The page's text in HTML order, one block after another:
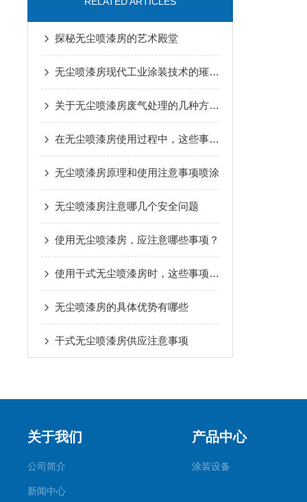
探秘无尘喷漆房的艺术殿堂
无尘喷漆房现代工业涂装技术的璀璨明珠
关于无尘喷漆房废气处理的几种方法介绍
在无尘喷漆房使用过程中，这些事项得牢记
无尘喷漆房原理和使用注意事项喷涂
无尘喷漆房注意哪几个安全问题
使用无尘喷漆房，应注意哪些事项？
使用干式无尘喷漆房时，这些事项要牢记！
无尘喷漆房的具体优势有哪些
干式无尘喷漆房供应注意事项
关于我们
公司简介
新闻中心
产品中心
涂装设备